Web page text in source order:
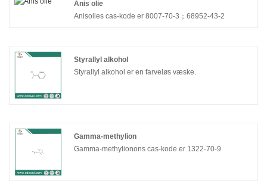
Anis olie
Anisolies cas-kode er 8007-70-3；68952-43-2
Styrallyl alkohol
Styrallyl alkohol er en farveløs væske.
Gamma-methylion
Gamma-methylionons cas-kode er 1322-70-9